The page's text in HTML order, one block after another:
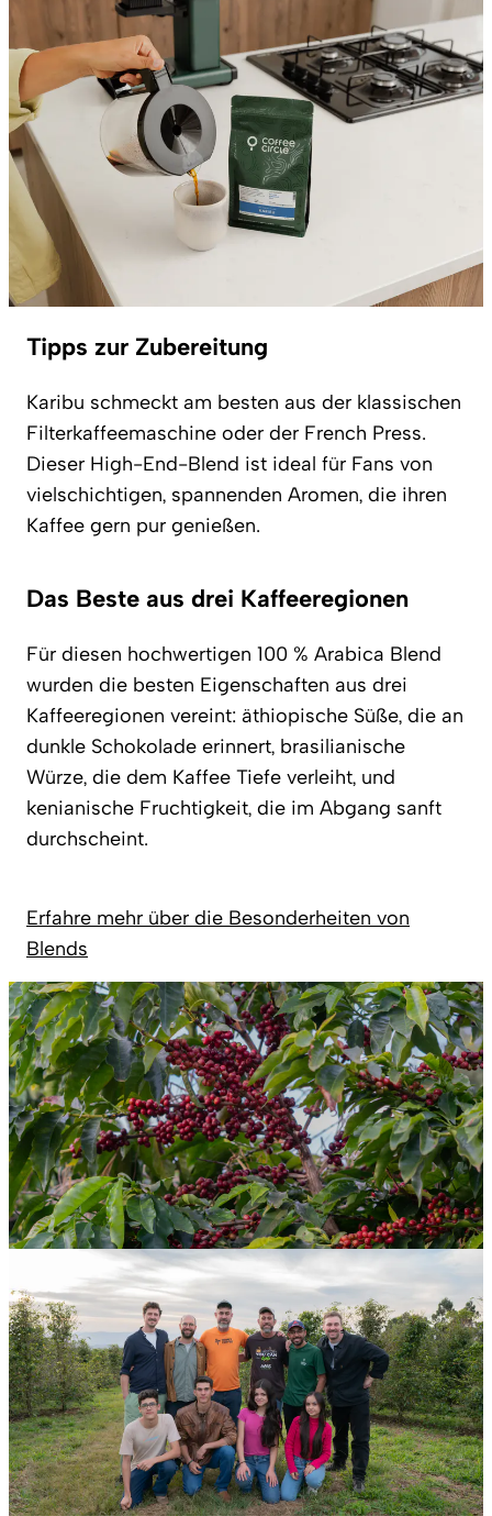
Tipps zur Zubereitung
Karibu schmeckt am besten aus der klassischen
Filterkaffeemaschine oder der French Press.
Dieser High-End-Blend ist ideal für Fans von
vielschichtigen, spannenden Aromen, die ihren
Kaffee gern pur genießen.
Das Beste aus drei Kaffeeregionen
Für diesen hochwertigen 100 % Arabica Blend
wurden die besten Eigenschaften aus drei
Kaffeeregionen vereint: äthiopische Süße, die an
dunkle Schokolade erinnert, brasilianische
Würze, die dem Kaffee Tiefe verleiht, und
kenianische Fruchtigkeit, die im Abgang sanft
durchscheint.
Erfahre mehr über die Besonderheiten von
Blends